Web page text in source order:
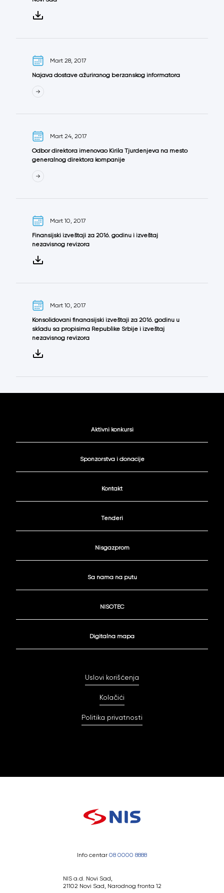
Mart 28, 2017
Najava dostave ažuriranog berzanskog informatora
Mart 24, 2017
Odbor direktora imenovao Kirila Tjurdenjeva na mesto
generalnog direktora kompanije
Mart 10, 2017
Finansijski izveštaji za 2016. godinu i izveštaj
nezavisnog revizora
Mart 10, 2017
Konsolidovani finanasijski izveštaji za 2016. godinu u
skladu sa propisima Republike Srbije i izveštaj
nezavisnog revizora
Aktivni konkursi
Sponzorstva i donacije
Kontakt
Tenderi
Nisgazprom
Sa nama na putu
NISOTEC
Digitalna mapa
Uslovi korišćenja
Kolačići
Politika privatnosti
Info centar 08 0000 8888
NIS a.d. Novi Sad,
21102 Novi Sad, Narodnog fronta 12